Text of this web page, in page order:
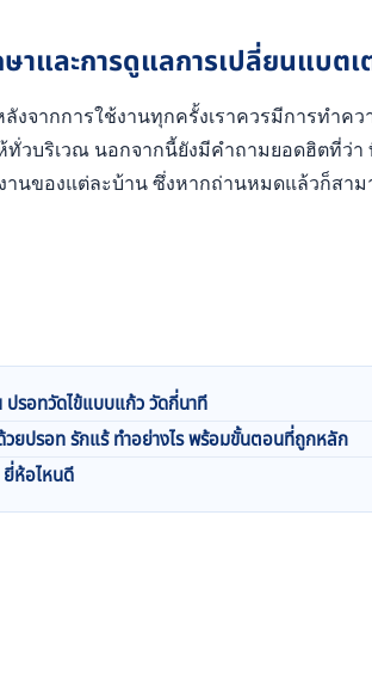
ษาและการดูแลการเปลี่ยนแบตเ
งจากการใช้งานทุกครั้งเราควรมีการทำค
วบริเวณ นอกจากนี้ยังมีคำถามยอดฮิตที่ว่า
นของแต่ละบ้าน ซึ่งหากถ่านหมดแล้วก็สาม
ปรอทวัดไข้แบบแก้ว วัดกี่นาที
วยปรอท รักแร้ ทำอย่างไร พร้อมขั้นตอนที่ถูกหลัก
ยี่ห้อไหนดี